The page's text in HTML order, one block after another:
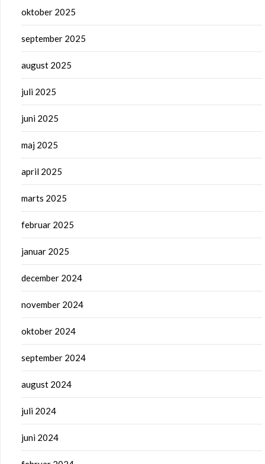
oktober 2025
september 2025
august 2025
juli 2025
juni 2025
maj 2025
april 2025
marts 2025
februar 2025
januar 2025
december 2024
november 2024
oktober 2024
september 2024
august 2024
juli 2024
juni 2024